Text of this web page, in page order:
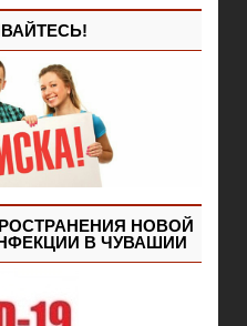
НОВОЙ
В ЧУВАШИИ